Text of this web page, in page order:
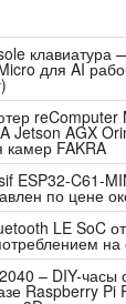
клавиатура
для AI
Jetson AGX
FAKRA
ESP32-C61-
по цене
LE SoC
– DIY-часы
Raspberry Pi